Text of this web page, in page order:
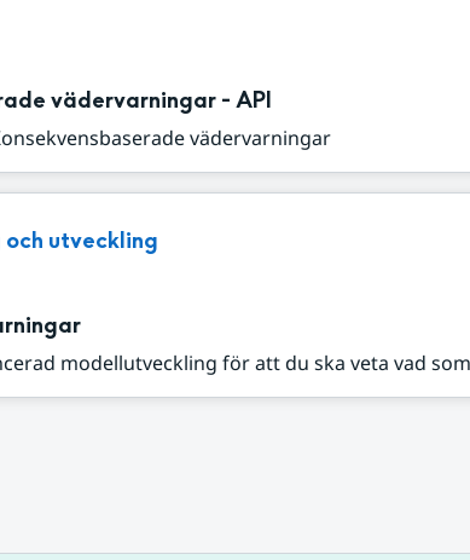
vädervarningar - API
vädervarningar
och utveckling
modellutveckling för att du ska veta vad